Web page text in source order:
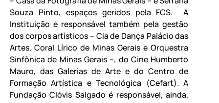
Souza Pinto, espaços geridos pela FCS. A
Instituição é responsável também pela gestão
dos corpos artísticos – Cia de Dança Palácio das
Artes, Coral Lírico de Minas Gerais e Orquestra
Sinfônica de Minas Gerais –, do Cine Humberto
Mauro, das Galerias de Arte e do Centro de
Formação Artística e Tecnológica (Cefart). A
Fundação Clóvis Salgado é responsável, ainda,